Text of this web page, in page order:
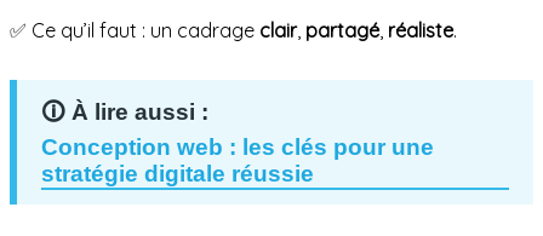
✅ Ce qu’il faut : un cadrage clair, partagé, réaliste.
Conception web : les clés pour une
stratégie digitale réussie